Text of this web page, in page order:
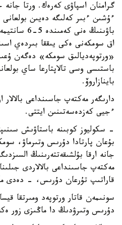
گرامنان اسپاۋى كەرەك. ورتا
ءۇشىن ءبىر كەلىگە دەيىن
باۋىنىڭ
اق سومكەنى ەكى يىققا بىردەي
«ورتوپەديالىق سومكە» دەگەن
باستىسى وسى تالاپتارعا ساي
باينازاروۆ.
دارىگەر مەكتەپ جاسىنداعى بالالار
ءجيى كەزدەسەتىنىن ايتتى.
- سكوليوز كوبىنە باستاۋىش
بۇعان پارتادا دۇرىس وتىرماۋ،
جانە ارقا بۇلشىقەتتەرىنىڭ
مەكتەپ جاسىنداعى بالالاردى
قاراتىپ تۇرعان دۇرىس، - دەدى
سونىمەن قاتار ورتوپەد ومىرتقا
دۇرىس وتىرۋدىڭ دا ماڭىزى زور